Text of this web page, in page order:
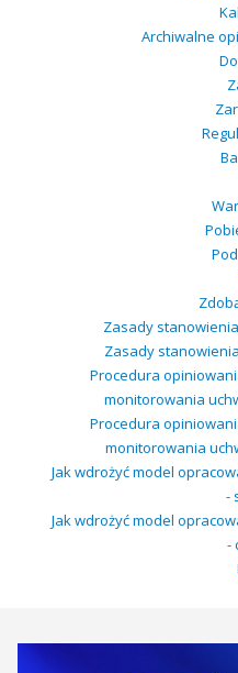
Archiwalne
Zasady
Zasady
Procedura
monitorowania
Procedura
monitorowania
Jak wdrożyć model
-
Jak wdrożyć model
-